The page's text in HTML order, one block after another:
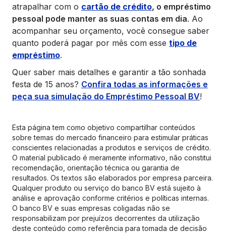
atrapalhar com o cartão de crédito, o empréstimo
pessoal pode manter as suas contas em dia. Ao
acompanhar seu orçamento, você consegue saber
quanto poderá pagar por mês com esse tipo de
empréstimo.
Quer saber mais detalhes e garantir a tão sonhada
festa de 15 anos? Confira todas as informações e
peça sua simulação do Empréstimo Pessoal BV!
Esta página tem como objetivo compartilhar conteúdos
sobre temas do mercado financeiro para estimular práticas
conscientes relacionadas a produtos e serviços de crédito.
O material publicado é meramente informativo, não constitui
recomendação, orientação técnica ou garantia de
resultados. Os textos são elaborados por empresa parceira.
Qualquer produto ou serviço do banco BV está sujeito à
análise e aprovação conforme critérios e políticas internas.
O banco BV e suas empresas coligadas não se
responsabilizam por prejuízos decorrentes da utilização
deste conteúdo como referência para tomada de decisão